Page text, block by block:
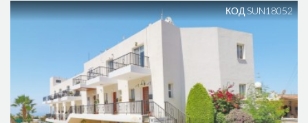
КОД SUN18052